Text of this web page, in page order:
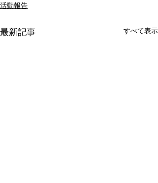
活動報告
最新記事 すべて表示